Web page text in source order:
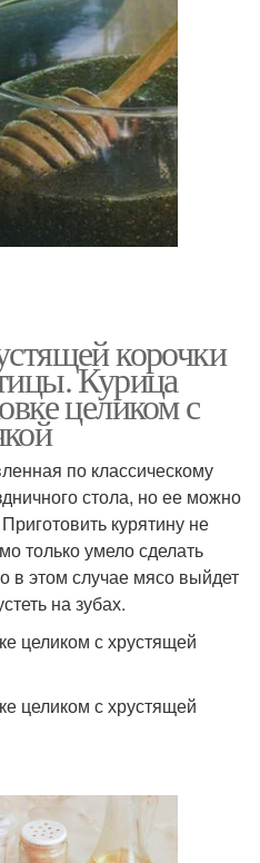
корочки
Курица
целиком с
по классическому
стола, но ее можно
курятину не
только умело сделать
в этом случае мясо выйдет
на зубах.
целиком с хрустящей
целиком с хрустящей